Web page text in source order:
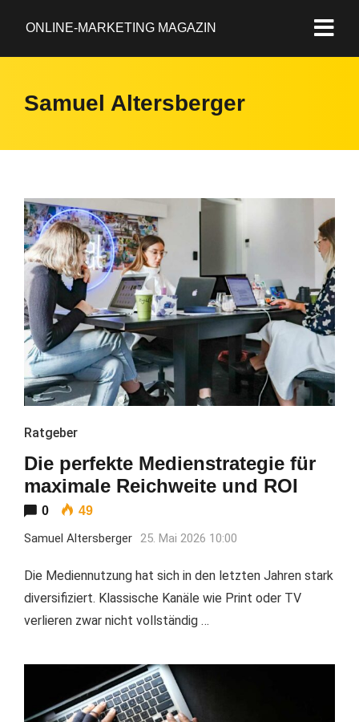
ONLINE-MARKETING MAGAZIN
Samuel Altersberger
Ratgeber
Die perfekte Medienstrategie für
maximale Reichweite und ROI
0 49
Samuel Altersberger 25. Mai 2026 10:00
Die Mediennutzung hat sich in den letzten Jahren stark
diversifiziert. Klassische Kanäle wie Print oder TV
verlieren zwar nicht vollständig …